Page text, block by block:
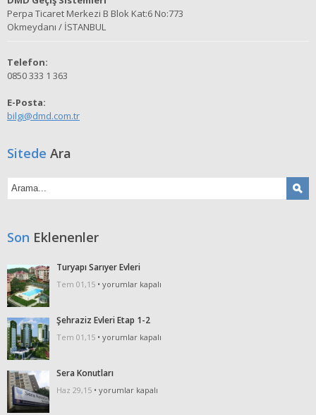
Perpa Ticaret Merkezi B Blok Kat:6 No:773
Okmeydanı / İSTANBUL
Telefon:
0850 333 1 363
E-Posta:
bilgi@dmd.com.tr
Sitede Ara
Son Eklenenler
Turyapı Sarıyer Evleri
Tem 01,15 • Turyapı
için
yorumlar kapalı
Şehraziz Evleri Etap 1-2
Tem 01,15 • Şehraziz
1-
2
yorumlar kapalı
Sera Konutları
Haz 29,15 • Sera
yorumlar kapalı